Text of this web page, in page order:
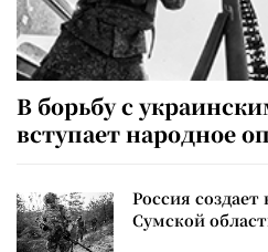
В борьбу с
вступает народное
Россия
Сумской